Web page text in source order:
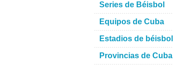
Series de Béisbol
Equipos de Cuba
Estadios de béisbol
Provincias de Cuba